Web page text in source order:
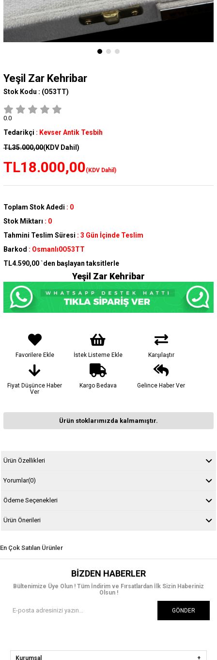
Yeşil Zar Kehribar
Stok Kodu : (O53TT)
0.0
Tedarikçi : Kevser Antik Tesbih
TL35.000,00(KDV Dahil)
TL18.000,00(KDV Dahil)
Toplam Stok Adedi : 0
Stok Miktarı : 0
Tahmini Teslim Süresi : 3 Gün İçinde Teslim
Barkod : Osmanlı0O53TT
TL4.590,00 `den başlayan taksitlerle
Yeşil Zar Kehribar
Favorilere Ekle İstek Listeme Ekle Karşılaştır
Fiyat Düşünce Haber
Ver
Kargo Bedava Gelince Haber Ver
Ürün stoklarımızda kalmamıştır.
Ürün Özellikleri
Yorumlar(0)
Ödeme Seçenekleri
Ürün Önerileri
En Çok Satılan Ürünler
BIZDEN HABERLER
Bültenimize Üye Olun ! Tüm İndirim ve Fırsatlardan İlk Sizin Haberiniz
Olsun !
GÖNDER
Kurumsal